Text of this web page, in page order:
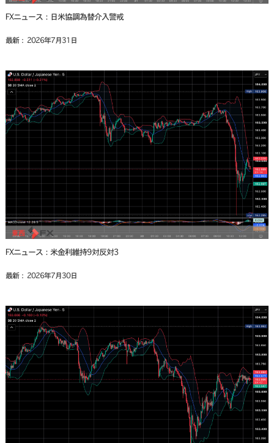
FXニュース：日米協調為替介入警戒
最新： 2026年7月31日
FXニュース：米金利維持9対反対3
最新： 2026年7月30日